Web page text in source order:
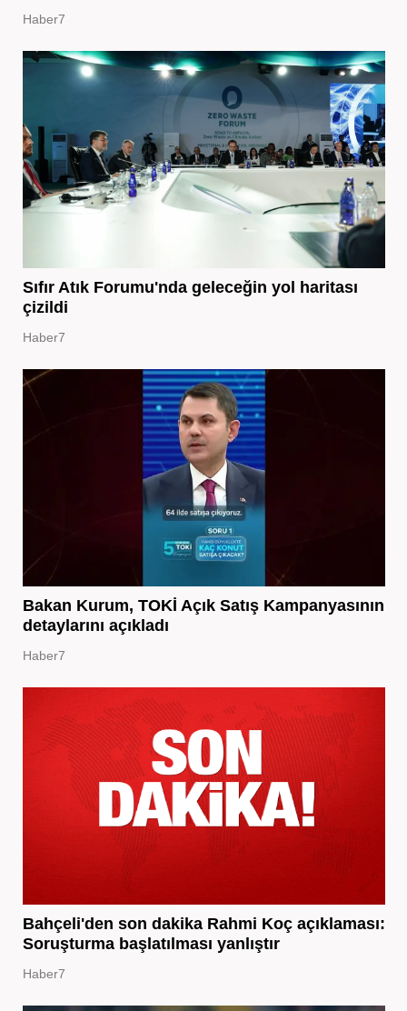
Haber7
Sıfır Atık Forumu'nda geleceğin yol haritası
çizildi
Haber7
Bakan Kurum, TOKİ Açık Satış Kampanyasının
detaylarını açıkladı
Haber7
Bahçeli'den son dakika Rahmi Koç açıklaması:
Soruşturma başlatılması yanlıştır
Haber7